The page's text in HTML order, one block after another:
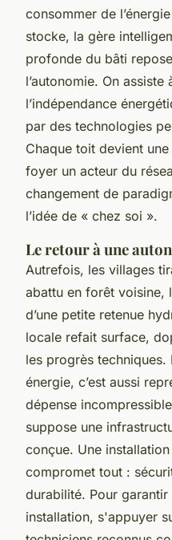
consommer de
stocke, la gère
profonde du bâti
l’autonomie. On
l’indépendance
par des technologies
Chaque toit devient
foyer un acteur du
changement de
l’idée de « chez soi ».
Le retour à une
Autrefois, les villages
abattu en forêt voisine,
d’une petite retenue
locale refait surface,
les progrès
énergie, c’est aussi
dépense
suppose une
conçue. Une
compromet tout :
durabilité. Pour
installation, s'appuyer